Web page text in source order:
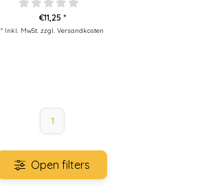
€11,25 *
* Inkl. MwSt. zzgl. Versandkosten
1
Open filters